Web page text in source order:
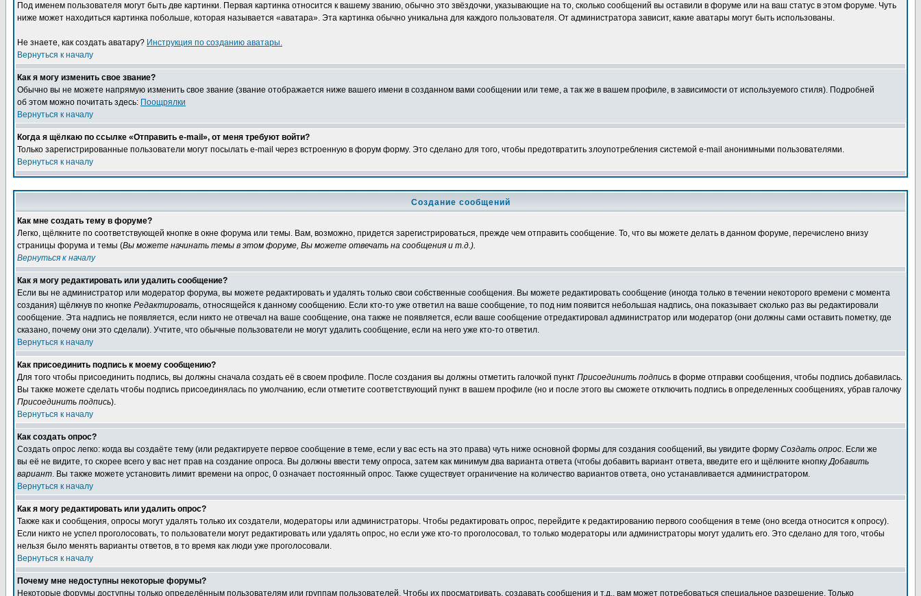
Под именем пользователя могут быть две картинки. Первая картинка относится к вашему званию, обычно это звёздочки, указывающие на то, сколько сообщений вы оставили в форуме или на ваш статус в этом форуме. Чуть
ниже может находиться картинка побольше, которая называется «аватара». Эта картинка обычно уникальна для каждого пользователя. От администратора зависит, какие аватары могут быть использованы.
Не знаете, как создать аватару? Инструкция по созданию аватары.
Вернуться к началу
Как я могу изменить свое звание?
Обычно вы не можете напрямую изменить свое звание (звание отображается ниже вашего имени в созданном вами сообщении или теме, а так же в вашем профиле, в зависимости от используемого стиля). Подробней
об этом можно почитать здесь: Поощрялки
Вернуться к началу
Когда я щёлкаю по ссылке «Отправить e-mail», от меня требуют войти?
Только зарегистрированные пользователи могут посылать e-mail через встроенную в форум форму. Это сделано для того, чтобы предотвратить злоупотребления системой e-mail анонимными пользователями.
Вернуться к началу
Создание сообщений
Как мне создать тему в форуме?
Легко, щёлкните по соответствующей кнопке в окне форума или темы. Вам, возможно, придется зарегистрироваться, прежде чем отправить сообщение. То, что вы можете делать в данном форуме, перечислено внизу
страницы форума и темы (Вы можете начинать темы в этом форуме, Вы можете отвечать на сообщения и т.д.).
Вернуться к началу
Как я могу редактировать или удалить сообщение?
Если вы не администратор или модератор форума, вы можете редактировать и удалять только свои собственные сообщения. Вы можете редактировать сообщение (иногда только в течении некоторого времени с момента
создания) щёлкнув по кнопке Редактировать, относящейся к данному сообщению. Если кто-то уже ответил на ваше сообщение, то под ним появится небольшая надпись, она показывает сколько раз вы редактировали
сообщение. Эта надпись не появляется, если никто не отвечал на ваше сообщение, она также не появляется, если ваше сообщение отредактировал администратор или модератор (они должны сами оставить пометку, где
сказано, почему они это сделали). Учтите, что обычные пользователи не могут удалить сообщение, если на него уже кто-то ответил.
Вернуться к началу
Как присоединить подпись к моему сообщению?
Для того чтобы присоединить подпись, вы должны сначала создать её в своем профиле. После создания вы должны отметить галочкой пункт Присоединить подпись в форме отправки сообщения, чтобы подпись добавилась.
Вы также можете сделать чтобы подпись присоединялась по умолчанию, если отметите соответствующий пункт в вашем профиле (но и после этого вы сможете отключить подпись в определенных сообщениях, убрав галочку
Присоединить подпись).
Вернуться к началу
Как создать опрос?
Создать опрос легко: когда вы создаёте тему (или редактируете первое сообщение в теме, если у вас есть на это права) чуть ниже основной формы для создания сообщений, вы увидите форму Создать опрос. Если же
вы её не видите, то скорее всего у вас нет прав на создание опроса. Вы должны ввести тему опроса, затем как минимум два варианта ответа (чтобы добавить вариант ответа, введите его и щёлкните кнопкуДобавить
вариант. Вы также можете установить лимит времени на опрос, 0 означает постоянный опрос. Также существует ограничение на количество вариантов ответа, оно устанавливается администратором.
Вернуться к началу
Как я могу редактировать или удалить опрос?
Также как и сообщения, опросы могут удалять только их создатели, модераторы или администраторы. Чтобы редактировать опрос, перейдите к редактированию первого сообщения в теме (оно всегда относится к опросу).
Если никто не успел проголосовать, то пользователи могут редактировать или удалять опрос, но если уже кто-то проголосовал, то только модераторы или администраторы могут удалить его. Это сделано для того, чтобы
нельзя было менять варианты ответов, в то время как люди уже проголосовали.
Вернуться к началу
Почему мне недоступны некоторые форумы?
Некоторые форумы доступны только определённым пользователям или группам пользователей. Чтобы их просматривать, создавать сообщения и т.д., вам может потребоваться специальное разрешение. Только